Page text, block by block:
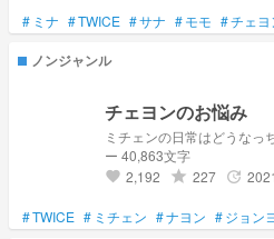
# ミナ #TWICE #サナ #モモ #チェヨ
ノンジャンル
チェヨンのお悩み
ミチェンの日常はどうなっ
ー 40,863文字
favorite 2,192 grade 227 update
#TWICE # ミチェン #ナヨン #ジョン